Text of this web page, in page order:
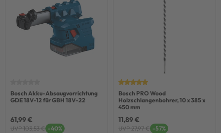
Bosch Akku-Absaugvorrichtung
GDE 18V-12 für GBH 18V-22
61,99 €
UVP 103,53 € -40%
Bosch PRO Wood
Holzschlangenbohrer, 10 x 385 x
450 mm
11,89 €
UVP 27,97 € -57%